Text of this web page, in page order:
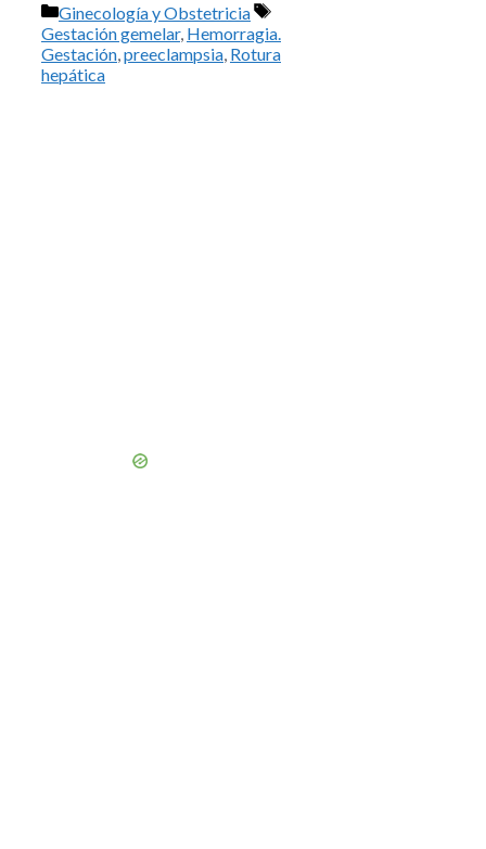
Categorías
Ginecología y Obstetricia
Etiquetas
Gestación gemelar, Hemorragia.
Gestación,preeclampsia, Rotura
hepática